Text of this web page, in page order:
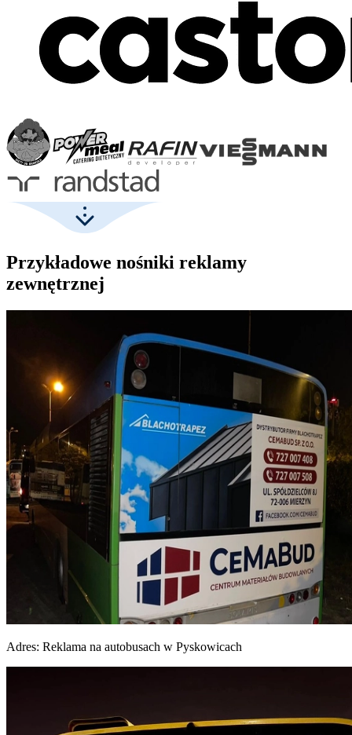
Przykładowe nośniki reklamy
zewnętrznej
Adres: Reklama na autobusach w Pyskowicach